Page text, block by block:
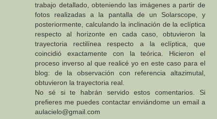
trabajo detallado, obteniendo las imágenes a partir de
fotos realizadas a la pantalla de un Solarscope, y
posteriormente, calculando la inclinación de la eclíptica
respecto al horizonte en cada caso, obtuvieron la
trayectoria rectilínea respecto a la eclíptica, que
coincidió exactamente con la teórica. Hicieron el
proceso inverso al que realicé yo en este caso para el
blog: de la observación con referencia altazimutal,
obtuvieron la trayectoria real.
No sé si te habrán servido estos comentarios. Si
prefieres me puedes contactar enviándome un email a
aulacielo@gmail.com